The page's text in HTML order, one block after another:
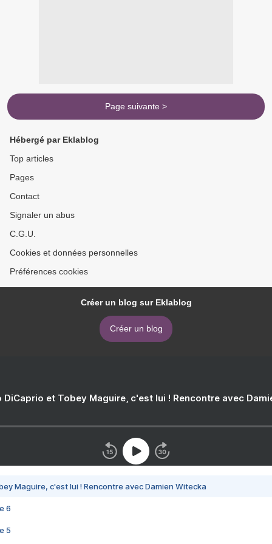
Page suivante >
Hébergé par Eklablog
Top articles
Pages
Contact
Signaler un abus
C.G.U.
Cookies et données personnelles
Préférences cookies
Créer un blog sur Eklablog
Créer un blog
DiCaprio et Tobey Maguire, c'est lui ! Rencontre avec
Maguire, c'est lui ! Rencontre avec Damien Witecka
6
5